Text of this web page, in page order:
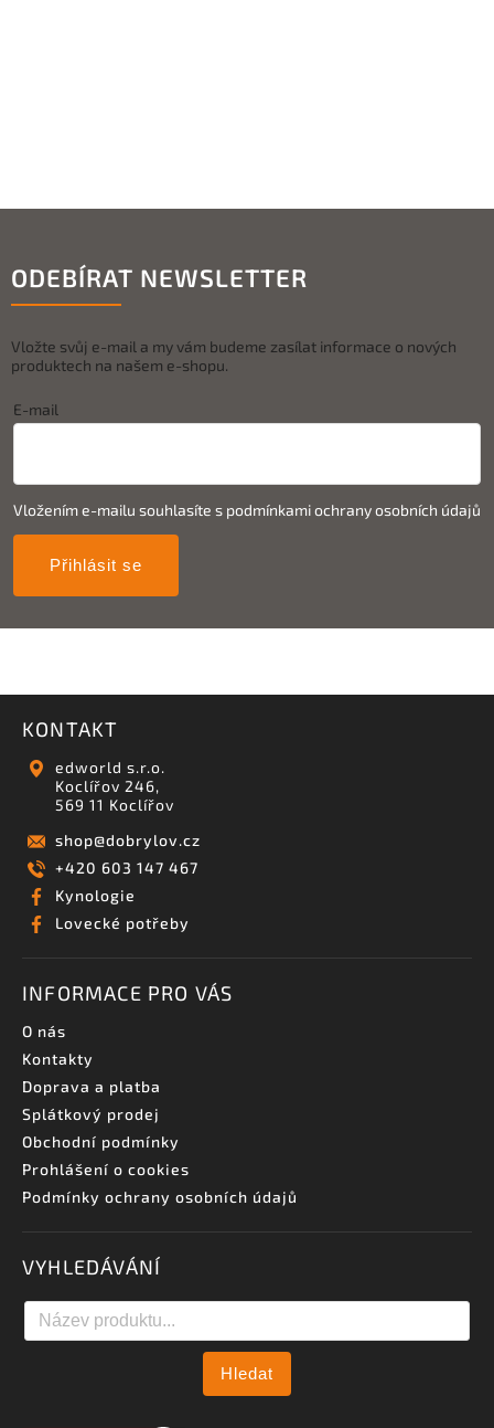
ODEBÍRAT NEWSLETTER
Vložte svůj e-mail a my vám budeme zasílat informace o nových
produktech na našem e-shopu.
E-mail
Vložením e-mailu souhlasíte s podmínkami ochrany osobních údajů
Přihlásit se
KONTAKT
edworld s.r.o.
Koclířov 246,
569 11 Koclířov
shop@dobrylov.cz
+420 603 147 467
Kynologie
Lovecké potřeby
INFORMACE PRO VÁS
O nás
Kontakty
Doprava a platba
Splátkový prodej
Obchodní podmínky
Prohlášení o cookies
Podmínky ochrany osobních údajů
VYHLEDÁVÁNÍ
Hledat